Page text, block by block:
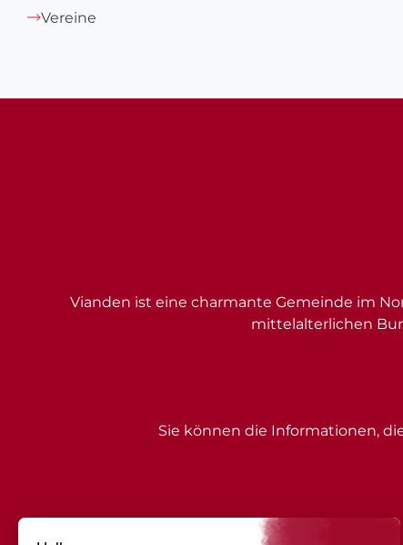
Vereine
Sie können die Informationen,
Vianden ist eine charmante Gemeinde im
mittelalterlichen